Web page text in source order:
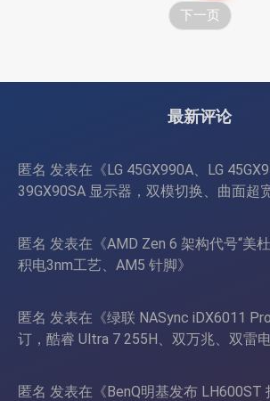
章
页
下一页
最新评论
匿名 发表在《LG 45GX990A、LG
39GX90SA 显示器，双模切换、曲面超
匿名 发表在《AMD Zen 6 架构代号“美
积电3nm工艺、AM5 针脚》
匿名 发表在《绿联 NASync iDX6011
订，酷睿 Ultra 7 255H、双万兆、双雷
匿名 发表在《BenQ明基发布 LH600ST